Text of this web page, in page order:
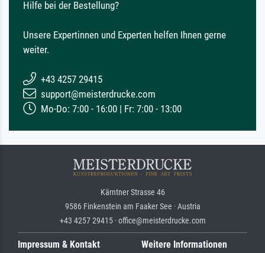
Hilfe bei der Bestellung?
Unsere Expertinnen und Experten helfen Ihnen gerne
weiter.
+43 4257 29415
support@meisterdrucke.com
Mo-Do: 7:00 - 16:00 | Fr: 7:00 - 13:00
Kärntner Strasse 46
9586 Finkenstein am Faaker See · Austria
+43 4257 29415 · office@meisterdrucke.com
Impressum & Kontakt Weitere Informationen